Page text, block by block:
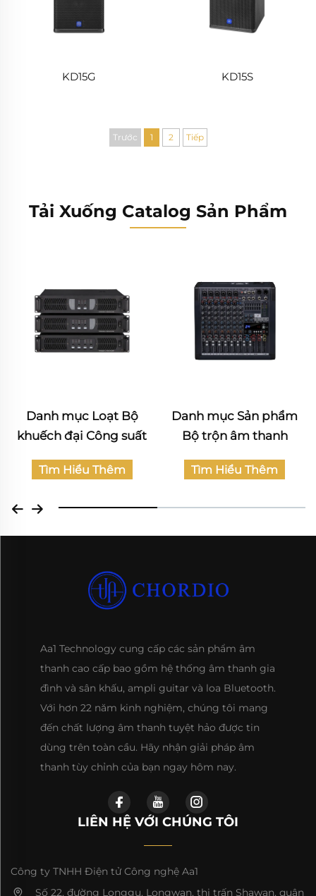
KD15G KD15S
Trước 1 2 Tiếp
Tải Xuống Catalog Sản Phẩm
Danh mục Loạt Bộ
khuếch đại Công suất
Tìm Hiểu Thêm
Danh mục Sản phẩm
Bộ trộn âm thanh
Tìm Hiểu Thêm
Aa1 Technology cung cấp các sản phẩm âm
thanh cao cấp bao gồm hệ thống âm thanh gia
đình và sân khấu, ampli guitar và loa Bluetooth.
Với hơn 22 năm kinh nghiệm, chúng tôi mang
đến chất lượng âm thanh tuyệt hảo được tin
dùng trên toàn cầu. Hãy nhận giải pháp âm
thanh tùy chỉnh của bạn ngay hôm nay.
LIÊN HỆ VỚI CHÚNG TÔI
Công ty TNHH Điện tử Công nghệ Aa1
Số 22, đường Longgu, Longwan, thị trấn Shawan, quận